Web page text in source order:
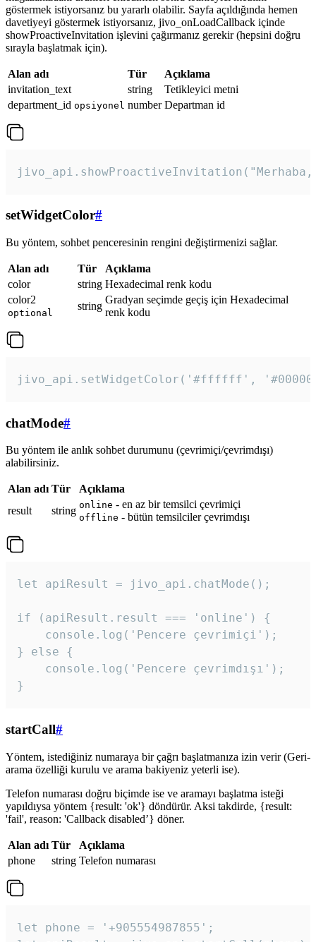
göstermek istiyorsanız bu yararlı olabilir. Sayfa açıldığında hemen
davetiyeyi göstermek istiyorsanız, jivo_onLoadCallback içinde
showProactiveInvitation işlevini çağırmanız gerekir (hepsini doğru
sırayla başlatmak için).
Alan adı Tür
Açıklama
invitation_text
string
Tetikleyici metni
department_id opsiyonel number Departman id
setWidgetColor#
Bu yöntem, sohbet penceresinin rengini değiştirmenizi sağlar.
Alan adı Tür
Açıklama
color
string Hexadecimal renk kodu
color2
optional
string
Gradyan seçimde geçiş için Hexadecimal
renk kodu
jivo_api.setWidgetColor('#ffffff',
chatMode#
Bu yöntem ile anlık sohbet durumunu (çevrimiçi/çevrimdışı)
alabilirsiniz.
Alan adı Tür
Açıklama
result
string online - en az bir temsilci çevrimiçi
offline - bütün temsilciler çevrimdışı
let apiResult = jivo_api.chatMode();
if (apiResult.result === 'online') {
    console.log('Pencere çevrimiçi');
} else {
    console.log('Pencere çevrimdışı');
}
startCall#
Yöntem, istediğiniz numaraya bir çağrı başlatmanıza izin verir (Geri-
arama özelliği kurulu ve arama bakiyeniz yeterli ise).
Telefon numarası doğru biçimde ise ve aramayı başlatma isteği
yapıldıysa yöntem {result: 'ok'} döndürür. Aksi takdirde, {result:
'fail', reason: 'Callback disabled’} döner.
Alan adı Tür
Açıklama
phone
string Telefon numarası
let phone = '+905554987855';